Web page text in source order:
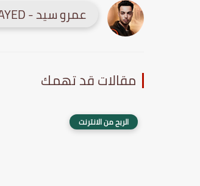
عمرو سيد - AMR SAYED
مقالات قد تهمك
الربح من الانترنت